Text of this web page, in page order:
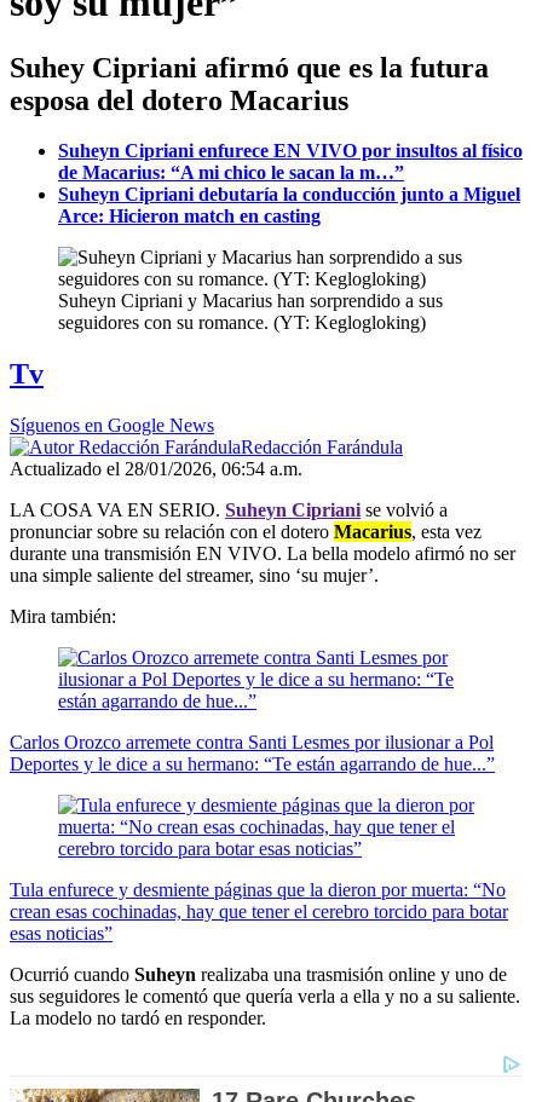
Suhey Cipriani afirmó que es la futura
esposa del dotero Macarius
Suheyn Cipriani enfurece EN VIVO por insultos al físico
de Macarius: “A mi chico le sacan la m…”
Suheyn Cipriani debutaría la conducción junto a Miguel
Arce: Hicieron match en casting
Suheyn Cipriani y Macarius han sorprendido a sus
seguidores con su romance. (YT: Keglogloking)
Tv
Síguenos en Google News
Redacción Farándula
Actualizado el 28/01/2026, 06:54 a.m.
LA COSA VA EN SERIO. Suheyn Cipriani se volvió a
pronunciar sobre su relación con el dotero Macarius, esta vez
durante una transmisión EN VIVO. La bella modelo afirmó no ser
una simple saliente del streamer, sino ‘su mujer’.
Mira también:
Carlos Orozco arremete contra Santi Lesmes por ilusionar a Pol
Deportes y le dice a su hermano: “Te están agarrando de hue...”
Tula enfurece y desmiente páginas que la dieron por muerta: “No
crean esas cochinadas, hay que tener el cerebro torcido para botar
esas noticias”
Ocurrió cuando Suheyn realizaba una trasmisión online y uno de
sus seguidores le comentó que quería verla a ella y no a su saliente.
La modelo no tardó en responder.